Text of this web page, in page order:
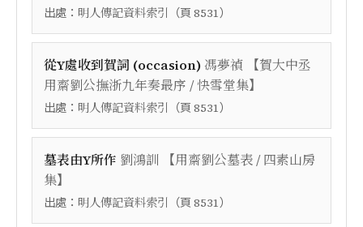
出處： 明人傳記資料索引 （頁 8531）
從Y處收到賀詞 (occasion)馮夢禎 【賀大中丞
用齋劉公撫浙九年奏最序 / 快雪堂集】
出處： 明人傳記資料索引 （頁 8531）
墓表由Y所作 劉鴻訓 【用齋劉公墓表 / 四素山房
集】
出處： 明人傳記資料索引 （頁 8531）